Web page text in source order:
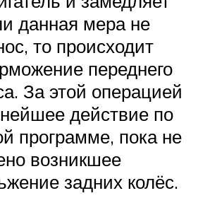
данная мера не
то происходит
переднего
За этой операцией
действие по
программе, пока не
возникшее
задних колёс.